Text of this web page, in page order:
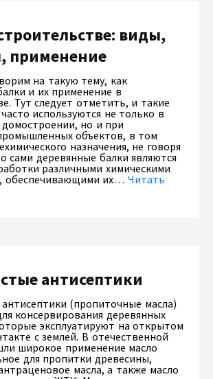
виды,
применение
на такую тему, как
и их применение в
Тут следует отметить, и такие
используются не только в
но и при
объектов, в том
назначения, не говоря
сами деревянные балки являются
различными химическими
обеспечивающими их… Читать
антисептики
(пропиточные масла)
консервирования деревянных
эксплуатируют на открытом
с землей. В отечественной
широкое применение масло
для пропитки древесины,
масла, а также масло